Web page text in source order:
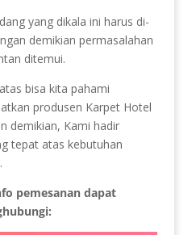
yang dikala ini harus di-
demikian permasalahan
ditemui.
bisa kita pahami
produsen Karpet Hotel
demikian, Kami hadir
tepat atas kebutuhan
pemesanan dapat